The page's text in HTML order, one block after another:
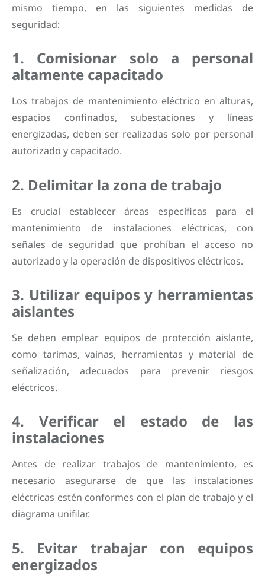
mismo tiempo, en las siguientes medidas de
seguridad:
1. Comisionar solo a personal
altamente capacitado
Los trabajos de mantenimiento eléctrico en alturas,
espacios confinados, subestaciones y líneas
energizadas, deben ser realizadas solo por personal
autorizado y capacitado.
2. Delimitar la zona de trabajo
Es crucial establecer áreas específicas para el
mantenimiento de instalaciones eléctricas, con
señales de seguridad que prohíban el acceso no
autorizado y la operación de dispositivos eléctricos.
3. Utilizar equipos y herramientas
aislantes
Se deben emplear equipos de protección aislante,
como tarimas, vainas, herramientas y material de
señalización, adecuados para prevenir riesgos
eléctricos.
4. Verificar el estado de las
instalaciones
Antes de realizar trabajos de mantenimiento, es
necesario asegurarse de que las instalaciones
eléctricas estén conformes con el plan de trabajo y el
diagrama unifilar.
5. Evitar trabajar con equipos
energizados